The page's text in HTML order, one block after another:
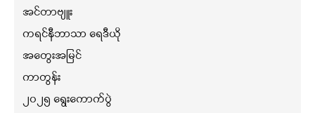
အင်တာဗျူး
ကရင်နီဘာသာ ရေဒီယို
အတွေးအမြင်
ကာတွန်း
၂၀၂၅ ရွေးကောက်ပွဲ